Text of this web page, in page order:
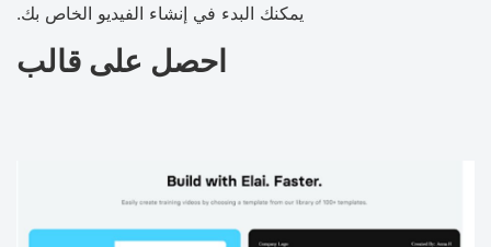
يمكنك البدء في إنشاء الفيديو الخاص بك.
احصل على قالب